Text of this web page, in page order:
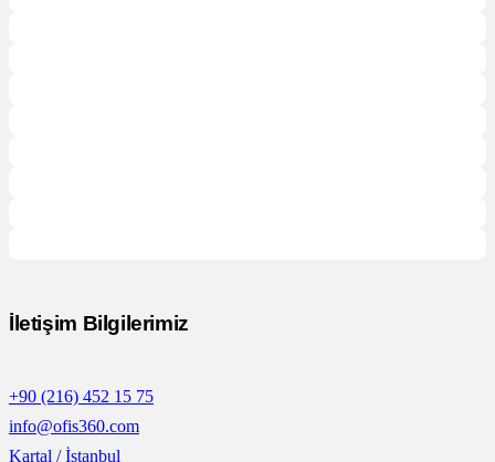
İletişim Bilgilerimiz
+90 (216) 452 15 75
info@ofis360.com
Kartal / İstanbul